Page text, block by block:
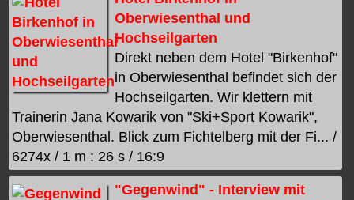
Oberwiesenthal und
Hochseilgarten
Direkt neben dem Hotel "Birkenhof"
in Oberwiesenthal befindet sich der
Hochseilgarten. Wir klettern mit
Trainerin Jana Kowarik von "Ski+Sport Kowarik",
Oberwiesenthal. Blick zum Fichtelberg mit der Fi... /
6274x / 1 m : 26 s / 16:9
"Gegenwind" - Interview mit